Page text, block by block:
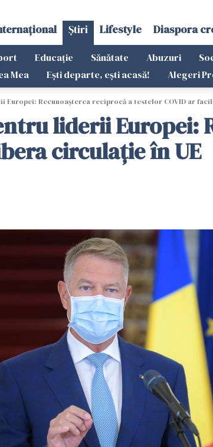
Știri Lifestyle Diaspora
Educație Sănătate Abuzuri
Mea
Ești departe, ești acasă! Alegeri
Europei: Recunoașterea reciprocă a testelor COVID ar
liderii Europei:
circulație în UE